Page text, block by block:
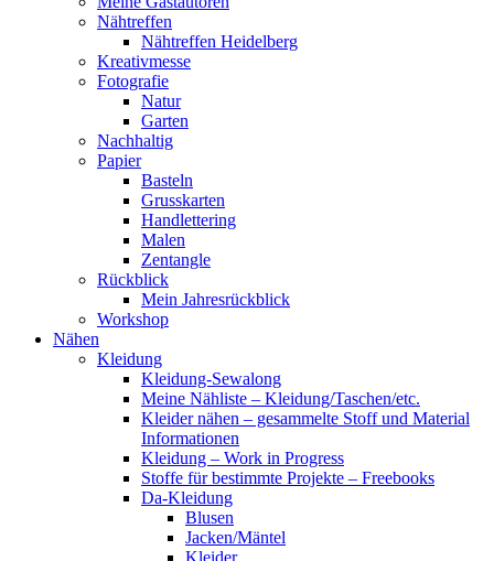
Nähtreffen
Nähtreffen Heidelberg
Kreativmesse
Fotografie
Natur
Garten
Nachhaltig
Papier
Basteln
Grusskarten
Handlettering
Malen
Zentangle
Rückblick
Mein Jahresrückblick
Workshop
Nähen
Kleidung
Kleidung-Sewalong
Meine Nähliste – Kleidung/Taschen/etc.
Kleider nähen – gesammelte Stoff und Material
Informationen
Kleidung – Work in Progress
Stoffe für bestimmte Projekte – Freebooks
Da-Kleidung
Blusen
Jacken/Mäntel
Kleider